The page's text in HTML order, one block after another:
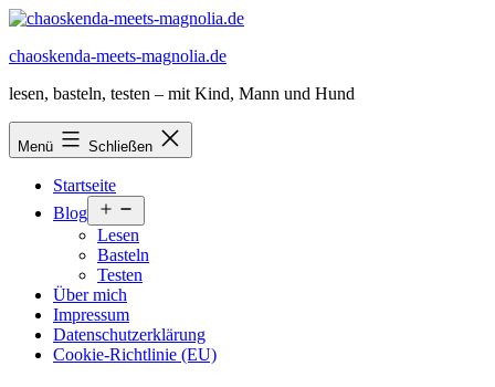
Zum
springen
chaoskenda-meets-magnolia.de
lesen, basteln, testen – mit Kind, Mann und Hund
Menü Schließen
Startseite
Blog
öffnen
Lesen
Basteln
Testen
Über mich
Impressum
Datenschutzerklärung
Cookie-Richtlinie (EU)